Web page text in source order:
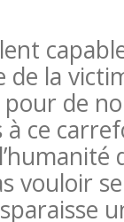
de la
de
ce
vouloir